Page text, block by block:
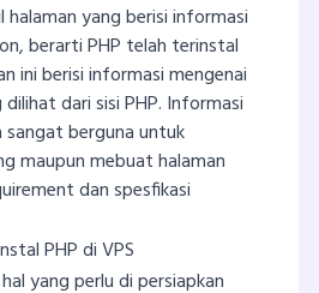
halaman yang berisi informasi
berarti PHP telah terinstal
ini berisi informasi mengenai
dari sisi PHP. Informasi
sangat berguna untuk
maupun mebuat halaman
dan spesfikasi
PHP di VPS
yang perlu di persiapkan